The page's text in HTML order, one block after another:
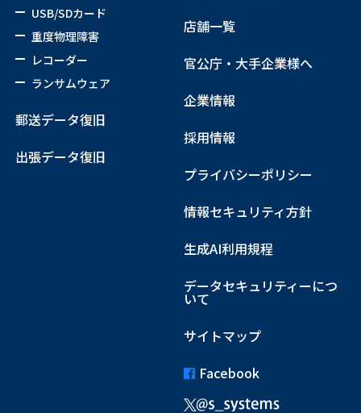
USB/SDカード
重度物理障害
レコーダー
ランサムウェア
郵送データ復旧
出張データ復旧
店舗一覧
官公庁・大手企業様へ
企業情報
採用情報
プライバシーポリシー
情報セキュリティ方針
生成AI利用規程
データセキュリティーにつ
いて
サイトマップ
Facebook